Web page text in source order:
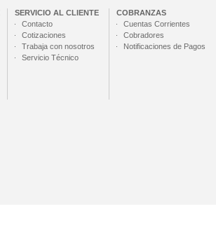
SERVICIO AL CLIENTE
Contacto
Cotizaciones
Trabaja con nosotros
Servicio Técnico
COBRANZAS
Cuentas Corrientes
Cobradores
Notificaciones de Pagos